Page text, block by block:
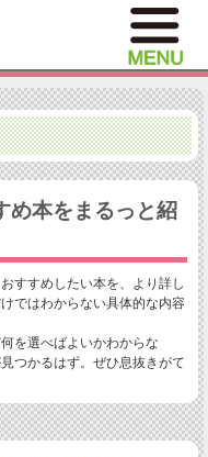
本をまるっと紹
すすめしたい本を、より詳し
ではわからない具体的な内容
を選べばよいかわからな
つかるはず。ぜひ息抜きがて